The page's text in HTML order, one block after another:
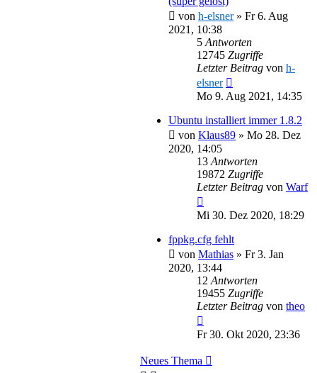
von h-elsner» Fr 6. Aug
2021, 10:38
5 Antworten
12745 Zugriffe
Letzter Beitrag von h-
elsner
Mo 9. Aug 2021, 14:35
Ubuntu installiert immer 1.8.2
von Klaus89 » Mo 28. Dez
2020, 14:05
13 Antworten
19872 Zugriffe
Letzter Beitrag von Warf
Mi 30. Dez 2020, 18:29
fppkg.cfg fehlt
von Mathias » Fr 3. Jan
2020, 13:44
12 Antworten
19455 Zugriffe
Letzter Beitrag von theo
Fr 30. Okt 2020, 23:36
Neues Thema